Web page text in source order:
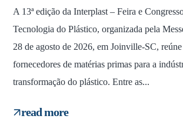
A 13ª edição da Interplast – Feira e
Tecnologia do Plástico, organizada pela
28 de agosto de 2026, em Joinville-SC,
fornecedores de matérias primas para a
transformação do plástico. Entre as...
read more